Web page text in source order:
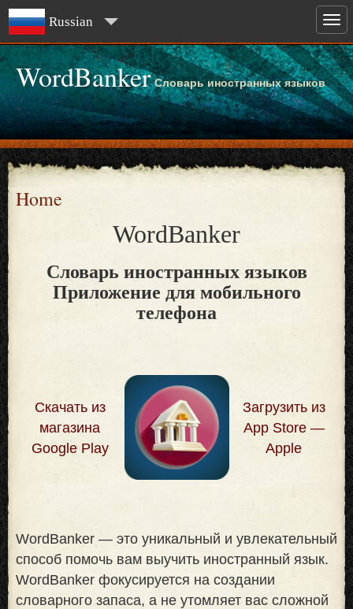
Russian
WordBanker Словарь иностранных языков
Home
WordBanker
Словарь иностранных языков
Приложение для мобильного
телефона
Скачать из
магазина
Google Play
Загрузить из
App Store —
Apple
WordBanker — это уникальный и увлекательный
способ помочь вам выучить иностранный язык.
WordBanker фокусируется на создании
словарного запаса, а не утомляет вас сложной